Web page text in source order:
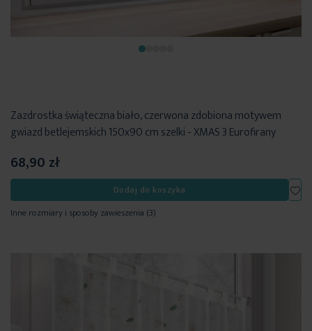
Zazdrostka świąteczna biało, czerwona zdobiona motywem
gwiazd betlejemskich 150x90 cm szelki - XMAS 3 Eurofirany
68,90 zł
Dodaj do koszyka
Inne rozmiary i sposoby zawieszenia (3)